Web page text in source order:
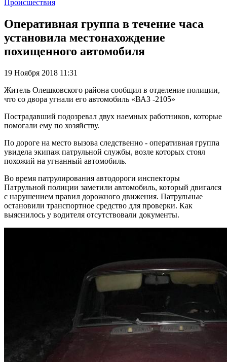
Происшествия
Оперативная группа в течение часа
установила местонахождение
похищенного автомобиля
19 Ноября 2018 11:31
Житель Олешковского района сообщил в отделение полиции,
что со двора угнали его автомобиль «ВАЗ -2105»
Пострадавший подозревал двух наемных работников, которые
помогали ему по хозяйству.
По дороге на место вызова следственно - оперативная группа
увидела экипаж патрульной службы, возле которых стоял
похожий на угнанный автомобиль.
Во время патрулирования автодороги инспекторы
Патрульной полиции заметили автомобиль, который двигался
с нарушением правил дорожного движения. Патрульные
остановили транспортное средство для проверки. Как
выяснилось у водителя отсутствовали документы.